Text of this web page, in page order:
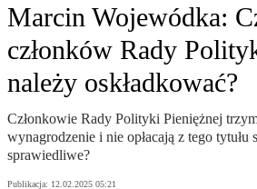
Marcin Wojewódka:
członków Rady
należy oskładkować?
Członkowie Rady Polityki Pieniężnej
wynagrodzenie i nie opłacają z tego tytułu
sprawiedliwe?
Publikacja: 12.02.2025 05:21